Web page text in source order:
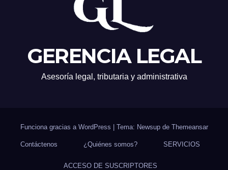
GERENCIA LEGAL
Asesoría legal, tributaria y administrativa
Funciona gracias a WordPress Tema: Newsup de Themeansar
Contáctenos ¿Quiénes somos? SERVICIOS
ACCESO DE SUSCRIPTORES